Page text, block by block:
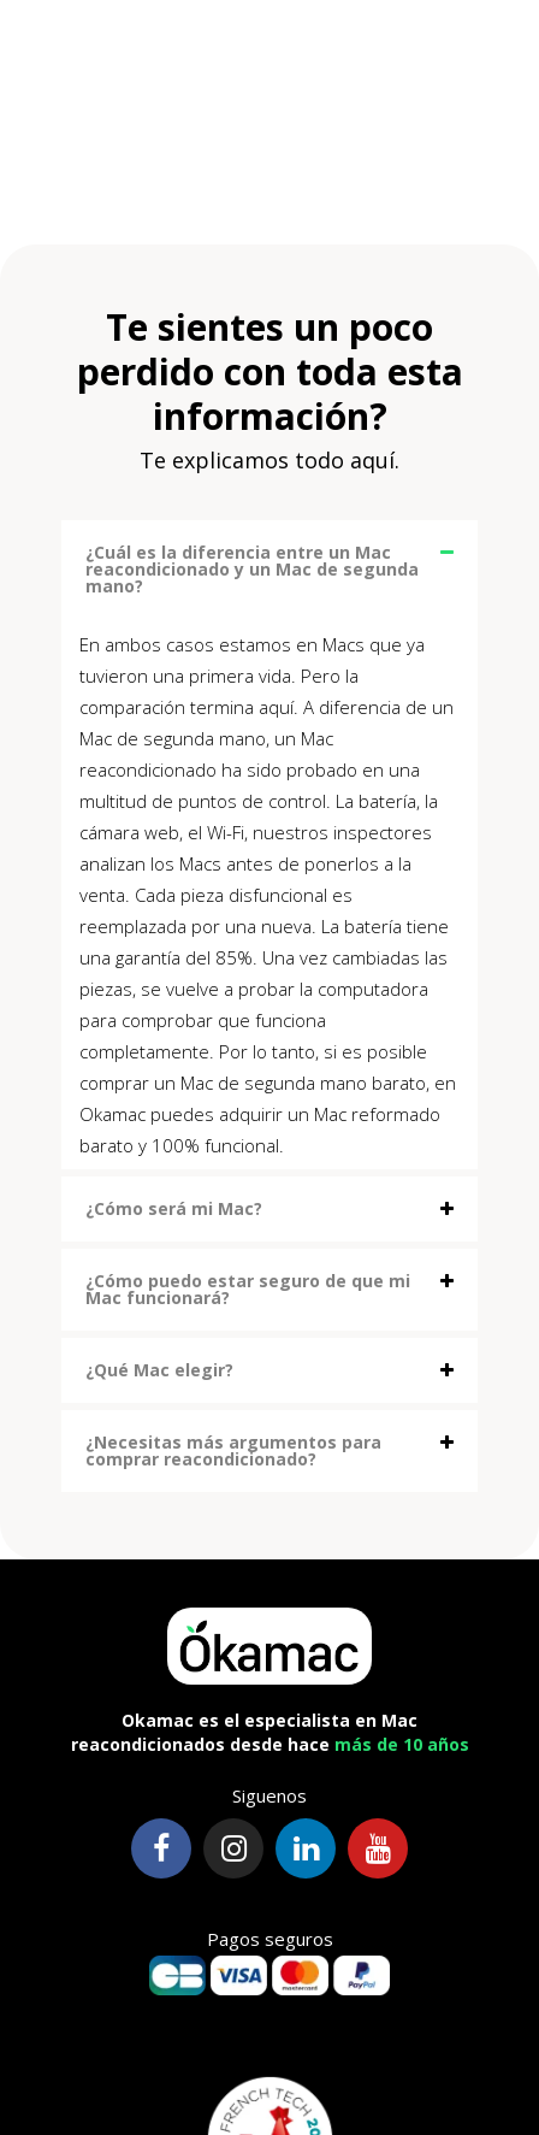
Te sientes un poco
perdido con toda esta
información?
Te explicamos todo aquí.
¿Cuál es la diferencia entre un Mac
reacondicionado y un Mac de segunda
mano?
En ambos casos estamos en Macs que ya
tuvieron una primera vida. Pero la
comparación termina aquí. A diferencia de un
Mac de segunda mano, un Mac
reacondicionado ha sido probado en una
multitud de puntos de control. La batería, la
cámara web, el Wi-Fi, nuestros inspectores
analizan los Macs antes de ponerlos a la
venta. Cada pieza disfuncional es
reemplazada por una nueva. La batería tiene
una garantía del 85%. Una vez cambiadas las
piezas, se vuelve a probar la computadora
para comprobar que funciona
completamente. Por lo tanto, si es posible
comprar un Mac de segunda mano barato, en
Okamac puedes adquirir un Mac reformado
barato y 100% funcional.
¿Cómo será mi Mac?
¿Cómo puedo estar seguro de que mi
Mac funcionará?
¿Qué Mac elegir?
¿Necesitas más argumentos para
comprar reacondicionado?
Okamac es el especialista en Mac
reacondicionados desde hace más de 10 años
Siguenos
Pagos seguros